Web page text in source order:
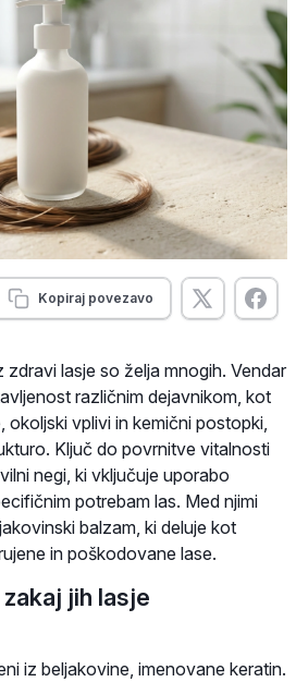
Kopiraj povezavo
zdravi lasje so želja mnogih. Vendar
različnim dejavnikom, kot
vplivi in kemični postopki,
Ključ do povrnitve vitalnosti
negi, ki vključuje uporabo
potrebam las. Med njimi
balzam, ki deluje kot
in poškodovane lase.
jih lasje
iz beljakovine, imenovane keratin.